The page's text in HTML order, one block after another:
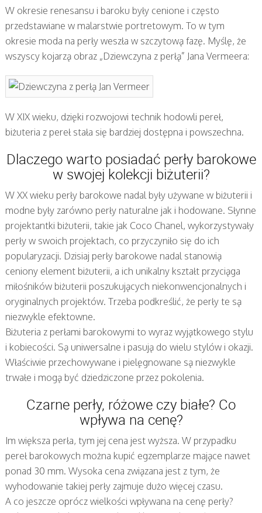
W okresie renesansu i baroku były cenione i często
przedstawiane w malarstwie portretowym. To w tym
okresie moda na perły weszła w szczytową fazę. Myślę, że
wszyscy kojarzą obraz „Dziewczyna z perłą” Jana Vermeera:
W XIX wieku, dzięki rozwojowi technik hodowli pereł,
biżuteria z pereł stała się bardziej dostępna i powszechna.
Dlaczego warto posiadać perły barokowe
w swojej kolekcji biżuterii?
W XX wieku perły barokowe nadal były używane w biżuterii i
modne były zarówno perły naturalne jak i hodowane. Słynne
projektantki biżuterii, takie jak Coco Chanel, wykorzystywały
perły w swoich projektach, co przyczyniło się do ich
popularyzacji. Dzisiaj perły barokowe nadal stanowią
ceniony element biżuterii, a ich unikalny kształt przyciąga
miłośników biżuterii poszukujących niekonwencjonalnych i
oryginalnych projektów. Trzeba podkreślić, że perły te są
niezwykle efektowne.
Biżuteria z perłami barokowymi to wyraz wyjątkowego stylu
i kobiecości. Są uniwersalne i pasują do wielu stylów i okazji.
Właściwie przechowywane i pielęgnowane są niezwykle
trwałe i mogą być dziedziczone przez pokolenia.
Czarne perły, różowe czy białe? Co
wpływa na cenę?
Im większa perła, tym jej cena jest wyższa. W przypadku
pereł barokowych można kupić egzemplarze mające nawet
ponad 30 mm. Wysoka cena związana jest z tym, że
wyhodowanie takiej perły zajmuje dużo więcej czasu.
A co jeszcze oprócz wielkości wpływana na cenę perły?